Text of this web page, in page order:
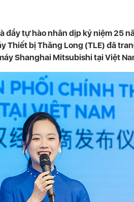
tự hào nhân dịp kỷ niệm 25
Thiết bị Thăng Long (TLE) đã
Shanghai Mitsubishi tại Việt